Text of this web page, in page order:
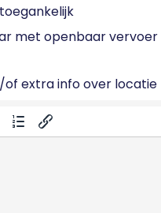
met openbaar vervoer
of extra info over locatie